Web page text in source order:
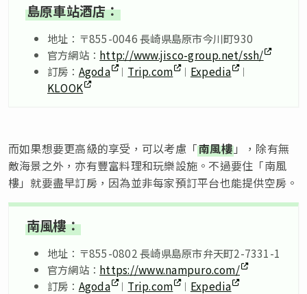
島原車站酒店：
地址：〒855-0046 長崎県島原市今川町930
官方網站： http://www.jisco-group.net/ssh/
訂房： Agoda ︱ Trip.com ︱ Expedia ︱
KLOOK
而如果想要更高級的享受，可以考慮「南風樓」，除有無
敵海景之外，亦有豐富料理和玩樂設施。不過要住「南風
樓」就要盡早訂房，因為並非每家預訂平台也能提供空房。
南風樓：
地址：〒855-0802 長崎県島原市弁天町2-7331-1
官方網站： https://www.nampuro.com/
訂房： Agoda ︱ Trip.com ︱ Expedia